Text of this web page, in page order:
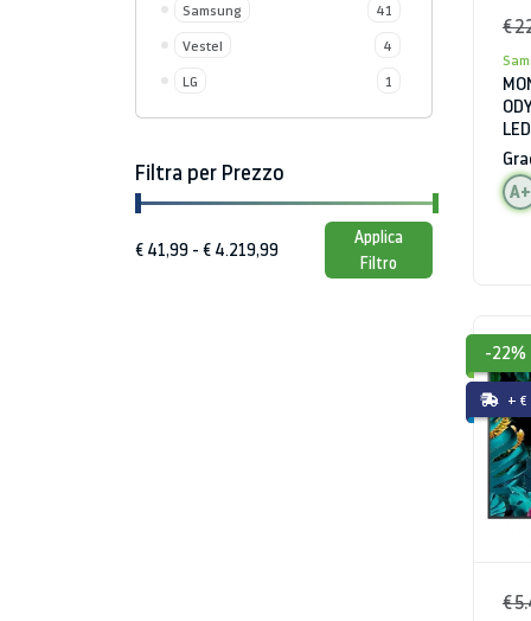
Samsung
41
Vestel
4
LG
1
Filtra per Prezzo
Applica
Filtro
€
A+
-22%
+ €
€